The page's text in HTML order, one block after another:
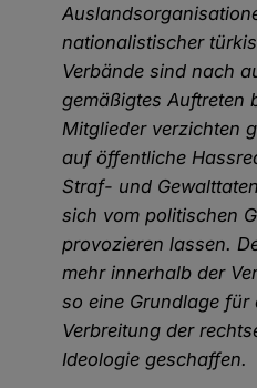
nationalistischer
Verbände sind nach
gemäßigtes Auftreten
Mitglieder verzichten
auf öffentliche
Straf- und
sich vom politischen
provozieren lassen.
mehr innerhalb der
so eine Grundlage für
Verbreitung der
Ideologie geschaffen.